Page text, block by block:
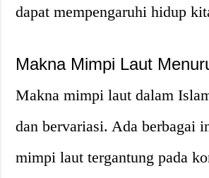
dapat mempengaruhi hidup
Makna Mimpi Laut
Makna mimpi laut dalam
dan bervariasi. Ada berbagai
mimpi laut tergantung pada